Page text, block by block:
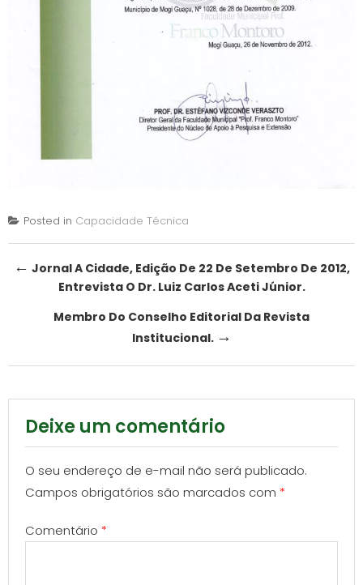
Posted in Capacidade Técnica
Post
navigation
← Jornal A Cidade, Edição De 22 De Setembro De 2012,
Entrevista O Dr. Luiz Carlos Aceti Júnior.
Membro Do Conselho Editorial Da Revista
Institucional. →
Deixe um comentário
O seu endereço de e-mail não será publicado.
Campos obrigatórios são marcados com *
Comentário *